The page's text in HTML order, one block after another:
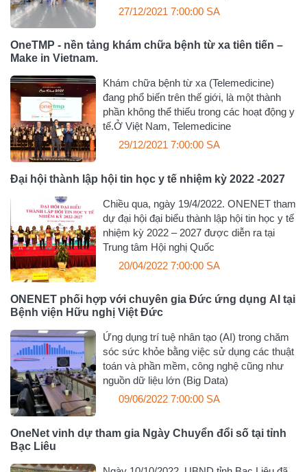
27/12/2021 7:00:00 SA
OneTMP - nền tảng khám chữa bệnh từ xa tiên tiến –
Make in Vietnam.
Khám chữa bệnh từ xa (Telemedicine)
đang phổ biến trên thế giới, là một thành
phần không thể thiếu trong các hoạt động y
tế.Ở Việt Nam, Telemedicine
29/12/2021 7:00:00 SA
Đại hội thành lập hội tin học y tế nhiệm kỳ 2022 -2027
Chiều qua, ngày 19/4/2022. ONENET tham
dự đại hội đại biểu thành lập hội tin học y tế
nhiệm kỳ 2022 – 2027 được diễn ra tại
Trung tâm Hội nghị Quốc
20/04/2022 7:00:00 SA
ONENET phối hợp với chuyên gia Đức ứng dụng AI tại
Bệnh viện Hữu nghị Việt Đức
Ứng dụng trí tuệ nhân tạo (AI) trong chăm
sóc sức khỏe bằng việc sử dụng các thuật
toán và phần mềm, công nghệ cũng như
nguồn dữ liệu lớn (Big Data)
09/06/2022 7:00:00 SA
OneNet vinh dự tham gia Ngày Chuyển đổi số tại tỉnh
Bạc Liêu